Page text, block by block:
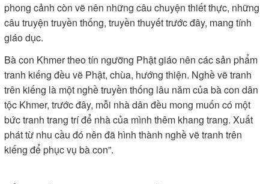
phong cảnh còn vẽ nên những câu chuyện thiết thực, những
câu truyện truyền thống, truyền thuyết trước đây, mang tính
giáo dục.
Bà con Khmer theo tín ngưỡng Phật giáo nên các sản phẩm
tranh kiếng đều vẽ Phật, chùa, hướng thiện. Nghề vẽ tranh
trên kiếng là một nghề truyền thống lâu năm của bà con dân
tộc Khmer, trước đây, mỗi nhà dân đều mong muốn có một
bức tranh trang trí để nhà của mình thêm khang trang. Xuất
phát từ nhu cầu đó nên đã hình thành nghề vẽ tranh trên
kiếng để phục vụ bà con”.